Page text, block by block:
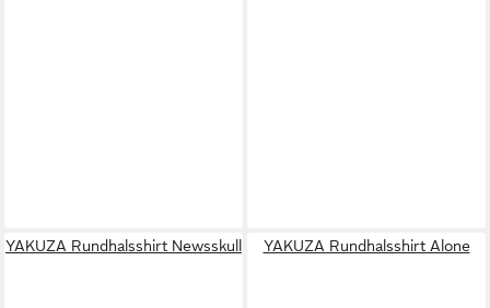
YAKUZA Rundhalsshirt Newsskull YAKUZA Rundhalsshirt Alone